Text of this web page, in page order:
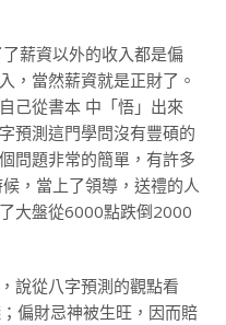
薪資以外的收入都是偏
，當然薪資就是正財了。
己從書本 中「悟」出來
預測這門學問沒有豐碩的
問題非常的簡單，有許多
，當上了領導，送禮的人
大盤從6000點跌倒2000
說從八字預測的觀點看
偏財忌神被生旺，因而賠